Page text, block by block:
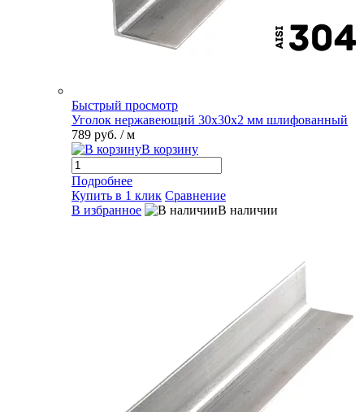
Быстрый просмотр
Уголок нержавеющий 30х30х2 мм шлифованный
789 руб. / м
В корзину
Подробнее
Купить в 1 клик Сравнение
В избранное
В наличии